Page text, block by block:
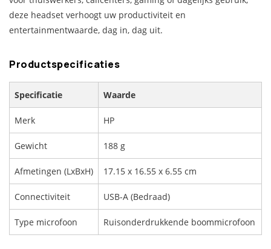
deze headset verhoogt uw productiviteit en
entertainmentwaarde, dag in, dag uit.
Productspecificaties
Specificatie Waarde
Merk HP
Gewicht 188 g
Afmetingen (LxBxH) 17.15 x 16.55 x 6.55 cm
Connectiviteit USB-A (Bedraad)
Type microfoon Ruisonderdrukkende boommicrofoon